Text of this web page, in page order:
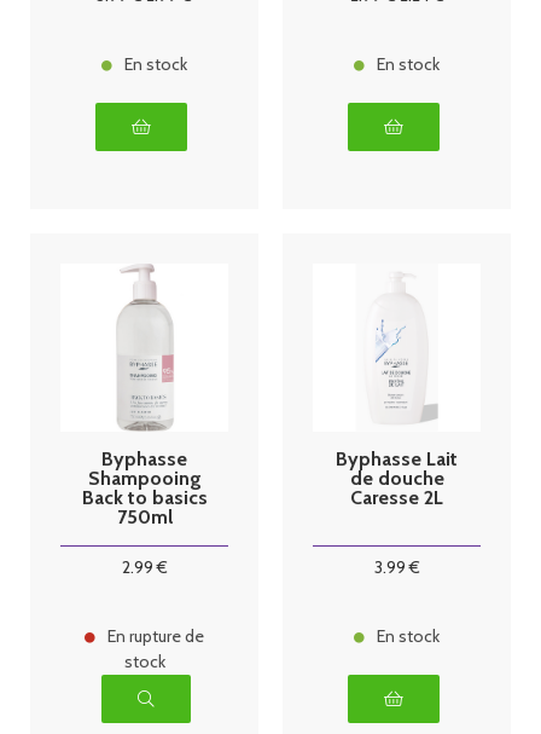
En stock En stock
Byphasse
Shampooing
Back to basics
750ml
2.99€
En rupture de
stock
Byphasse Lait
de douche
Caresse 2L
3.99€
En stock